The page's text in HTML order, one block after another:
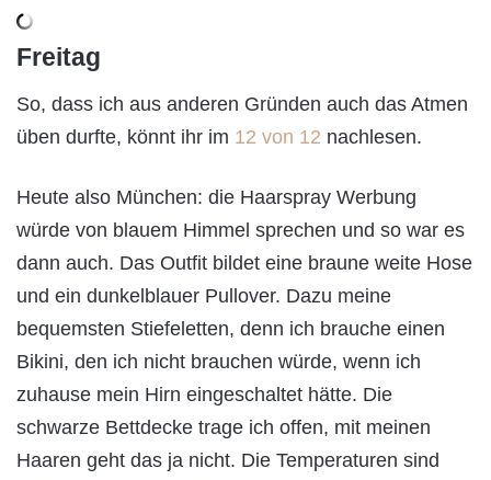
Freitag
So, dass ich aus anderen Gründen auch das Atmen
üben durfte, könnt ihr im 12 von 12 nachlesen.
Heute also München: die Haarspray Werbung
würde von blauem Himmel sprechen und so war es
dann auch. Das Outfit bildet eine braune weite Hose
und ein dunkelblauer Pullover. Dazu meine
bequemsten Stiefeletten, denn ich brauche einen
Bikini, den ich nicht brauchen würde, wenn ich
zuhause mein Hirn eingeschaltet hätte. Die
schwarze Bettdecke trage ich offen, mit meinen
Haaren geht das ja nicht. Die Temperaturen sind